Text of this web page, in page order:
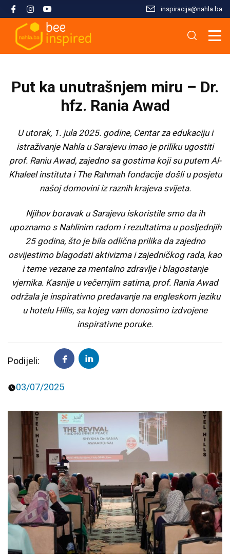
inspiracija@nahla.bа
Put ka unutrašnjem miru – Dr.
hfz. Rania Awad
U utorak, 1. jula 2025. godine, Centar za edukaciju i
istraživanje Nahla u Sarajevu imao je priliku ugostiti
prof. Raniu Awad, zajedno sa gostima koji su putem Al-
Khaleel instituta i The Rahmah fondacije došli u posjetu
našoj domovini iz raznih krajeva svijeta.
Njihov boravak u Sarajevu iskoristile smo da ih
upoznamo s Nahlinim radom i rezultatima u posljednjih
25 godina, što je bila odlična prilika da zajedno
osvijestimo blagodati aktivizma i zajedničkog rada, kao
i teme vezane za mentalno zdravlje i blagostanje
vjernika. Kasnije u večernjim satima, prof. Rania Awad
održala je inspirativno predavanje na engleskom jeziku
u hotelu Hills, sa kojeg vam donosimo izdvojene
inspirativne poruke.
Podijeli:
03/07/2025
Misija i filozofija
Konsultanti/ice
Kontaktirajte nas
Škola islama
Arapski jezik kroz Kur'an
Tematski moduli
Seminari i radionice
Predavanja i tribine
Osnove islama
Stopama Poslanika
Žena i islam
Islam i savremeni izazovi
Porodični život u islamu
Islamska kultura i civilizacija
Inspirativne priče i intervjui
Nahla kao inspiracija
Sloboda vjere
Analize i studije
Radni materijali
Multimedija